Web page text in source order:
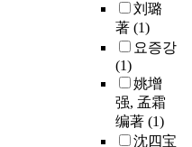
刘璐
著 (1)
요증강
(1)
姚增
强, 孟霜
编著 (1)
沈四宝